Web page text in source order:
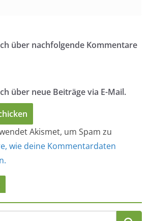
über nachfolgende Kommentare
über neue Beiträge via E-Mail.
Akismet, um Spam zu
wie deine Kommentardaten